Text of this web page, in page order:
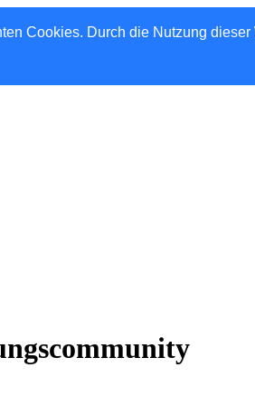
Cookies. Durch die Nutzung